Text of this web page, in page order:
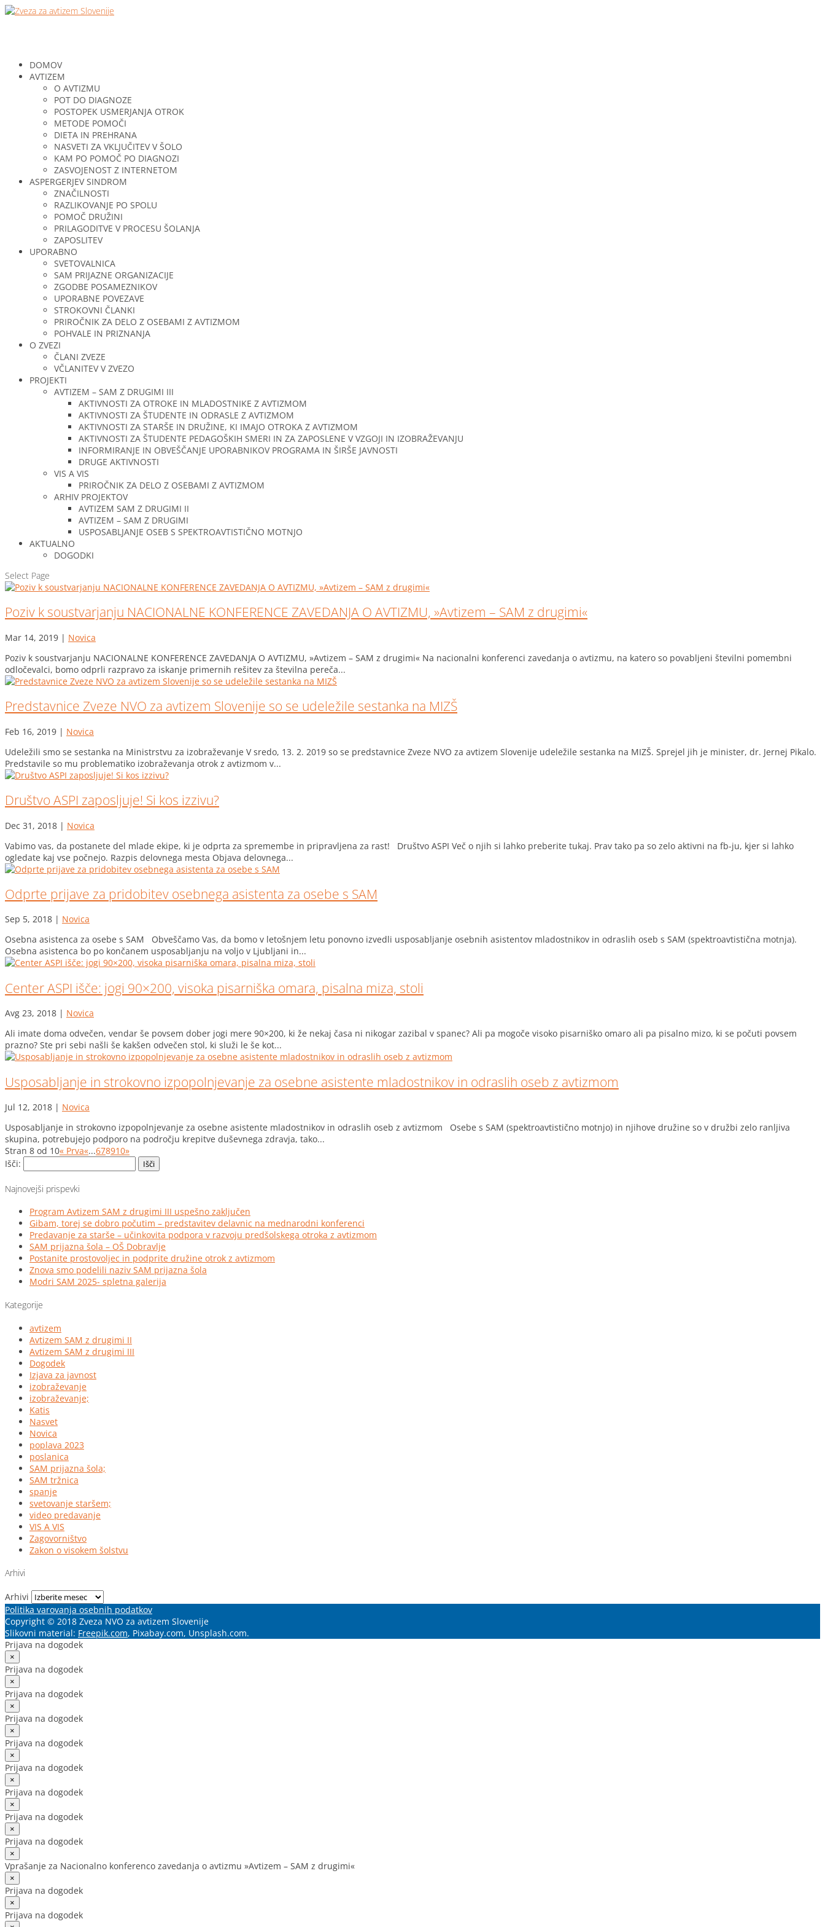
DOMOV
AVTIZEM
O AVTIZMU
POT DO DIAGNOZE
POSTOPEK USMERJANJA OTROK
METODE POMOČI
DIETA IN PREHRANA
NASVETI ZA VKLJUČITEV V ŠOLO
KAM PO POMOČ PO DIAGNOZI
ZASVOJENOST Z INTERNETOM
ASPERGERJEV SINDROM
ZNAČILNOSTI
RAZLIKOVANJE PO SPOLU
POMOČ DRUŽINI
PRILAGODITVE V PROCESU ŠOLANJA
ZAPOSLITEV
UPORABNO
SVETOVALNICA
SAM PRIJAZNE ORGANIZACIJE
ZGODBE POSAMEZNIKOV
UPORABNE POVEZAVE
STROKOVNI ČLANKI
PRIROČNIK ZA DELO Z OSEBAMI Z AVTIZMOM
POHVALE IN PRIZNANJA
O ZVEZI
ČLANI ZVEZE
VČLANITEV V ZVEZO
PROJEKTI
AVTIZEM – SAM Z DRUGIMI III
AKTIVNOSTI ZA OTROKE IN MLADOSTNIKE Z AVTIZMOM
AKTIVNOSTI ZA ŠTUDENTE IN ODRASLE Z AVTIZMOM
AKTIVNOSTI ZA STARŠE IN DRUŽINE, KI IMAJO OTROKA Z AVTIZMOM
AKTIVNOSTI ZA ŠTUDENTE PEDAGOŠKIH SMERI IN ZA ZAPOSLENE V VZGOJI IN IZOBRAŽEVANJU
INFORMIRANJE IN OBVEŠČANJE UPORABNIKOV PROGRAMA IN ŠIRŠE JAVNOSTI
DRUGE AKTIVNOSTI
VIS A VIS
PRIROČNIK ZA DELO Z OSEBAMI Z AVTIZMOM
ARHIV PROJEKTOV
AVTIZEM SAM Z DRUGIMI II
AVTIZEM – SAM Z DRUGIMI
USPOSABLJANJE OSEB S SPEKTROAVTISTIČNO MOTNJO
AKTUALNO
DOGODKI
Select Page
Poziv k soustvarjanju NACIONALNE KONFERENCE ZAVEDANJA O AVTIZMU, »Avtizem – SAM z drugimi«
Mar 14, 2019 | Novica
Poziv k soustvarjanju NACIONALNE KONFERENCE ZAVEDANJA O AVTIZMU, »Avtizem – SAM z drugimi« Na nacionalni konferenci zavedanja o avtizmu, na katero so povabljeni številni pomembni
odločevalci, bomo odprli razpravo za iskanje primernih rešitev za številna pereča...
Predstavnice Zveze NVO za avtizem Slovenije so se udeležile sestanka na MIZŠ
Feb 16, 2019 | Novica
Udeležili smo se sestanka na Ministrstvu za izobraževanje V sredo, 13. 2. 2019 so se predstavnice Zveze NVO za avtizem Slovenije udeležile sestanka na MIZŠ. Sprejel jih je minister, dr. Jernej Pikalo.
Predstavile so mu problematiko izobraževanja otrok z avtizmom v...
Društvo ASPI zaposljuje! Si kos izzivu?
Dec 31, 2018 | Novica
Vabimo vas, da postanete del mlade ekipe, ki je odprta za spremembe in pripravljena za rast! Društvo ASPI Več o njih si lahko preberite tukaj. Prav tako pa so zelo aktivni na fb-ju, kjer si lahko
ogledate kaj vse počnejo. Razpis delovnega mesta Objava delovnega...
Odprte prijave za pridobitev osebnega asistenta za osebe s SAM
Sep 5, 2018 | Novica
Osebna asistenca za osebe s SAM Obveščamo Vas, da bomo v letošnjem letu ponovno izvedli usposabljanje osebnih asistentov mladostnikov in odraslih oseb s SAM (spektroavtistična motnja).
Osebna asistenca bo po končanem usposabljanju na voljo v Ljubljani in...
Center ASPI išče: jogi 90×200, visoka pisarniška omara, pisalna miza, stoli
Avg 23, 2018 | Novica
Ali imate doma odvečen, vendar še povsem dober jogi mere 90×200, ki že nekaj časa ni nikogar zazibal v spanec? Ali pa mogoče visoko pisarniško omaro ali pa pisalno mizo, ki se počuti povsem
prazno? Ste pri sebi našli še kakšen odvečen stol, ki služi le še kot...
Usposabljanje in strokovno izpopolnjevanje za osebne asistente mladostnikov in odraslih oseb z avtizmom
Jul 12, 2018 | Novica
Usposabljanje in strokovno izpopolnjevanje za osebne asistente mladostnikov in odraslih oseb z avtizmom Osebe s SAM (spektroavtistično motnjo) in njihove družine so v družbi zelo ranljiva
skupina, potrebujejo podporo na področju krepitve duševnega zdravja, tako...
Stran 8 od 10« Prva«...678910»
Išči:
Najnovejši prispevki
Program Avtizem SAM z drugimi III uspešno zaključen
Gibam, torej se dobro počutim – predstavitev delavnic na mednarodni konferenci
Predavanje za starše – učinkovita podpora v razvoju predšolskega otroka z avtizmom
SAM prijazna šola – OŠ Dobravlje
Postanite prostovoljec in podprite družine otrok z avtizmom
Znova smo podelili naziv SAM prijazna šola
Modri SAM 2025- spletna galerija
Kategorije
avtizem
Avtizem SAM z drugimi II
Avtizem SAM z drugimi III
Dogodek
Izjava za javnost
izobraževanje
izobraževanje;
Katis
Nasvet
Novica
poplava 2023
poslanica
SAM prijazna šola;
SAM tržnica
spanje
svetovanje staršem;
video predavanje
VIS A VIS
Zagovorništvo
Zakon o visokem šolstvu
Arhivi
Arhivi
Politika varovanja osebnih podatkov
Copyright © 2018 Zveza NVO za avtizem Slovenije
Slikovni material: Freepik.com, Pixabay.com, Unsplash.com.
Prijava na dogodek
×
Prijava na dogodek
×
Prijava na dogodek
×
Prijava na dogodek
×
Prijava na dogodek
×
Prijava na dogodek
×
Prijava na dogodek
×
Prijava na dogodek
×
Prijava na dogodek
×
Vprašanje za Nacionalno konferenco zavedanja o avtizmu »Avtizem – SAM z drugimi«
×
Prijava na dogodek
×
Prijava na dogodek